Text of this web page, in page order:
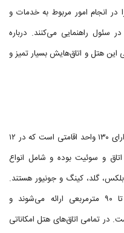
در انجام امور مربوط به خدمات و
سئول راهنمایی می‌کنند. درباره
این هتل و اتاق‌هایش بسیار تمیز و
هتل ایمپریال پالاس ایته وون در مجموع دارای ۱۳۰ واحد اقامتی است که در ۱۲
و سوئیت بوده و شامل انواع
گلد، کینگ و جونیور هستند.
واحدهای اقامتی هتل در متراژهای ۲۵ تا ۹۰ مترمربعی ارائه می‌شوند و
تمامی اتاق‌های هتل امکاناتی